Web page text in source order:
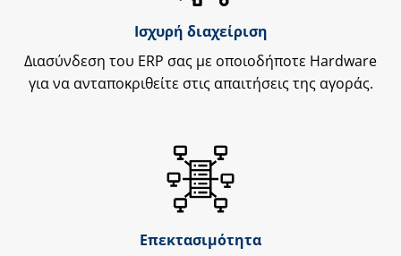
Ισχυρή διαχείριση
Διασύνδεση του ERP σας με οποιοδήποτε Hardware
για να ανταποκριθείτε στις απαιτήσεις της αγοράς.
Επεκτασιμότητα